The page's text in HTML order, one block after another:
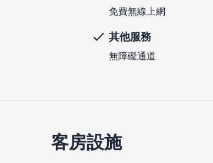
免費無線上網
其他服務
無障礙通道
客房設施